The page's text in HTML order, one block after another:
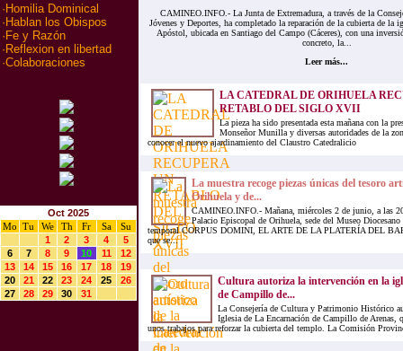
· Homilia Dominical
· Hablan los Obispos
· Fe y Razón
· Reflexion en libertad
·Colaboraciones
Oct 2025
Mo
Tu We Th Fr Sa
Su
1
2 3 4
5
6
7 8 9 10 11
12
13
14 15 16 17 18
19
20
21 22 23 24 25
26
27
28 29 30 31
CAMINEO.INFO.- La Junta de Extremadura, a través de la
Jóvenes y Deportes, ha completado la reparación de la cubierta de la
Apóstol, ubicada en Santiago del Campo (Cáceres), con una
concreto, la...
Leer más...
LA CATEDRAL DE ORIHUELA
RETABLO DEL SIGLO XVII
La pieza ha sido presentada esta mañana con la
Monseñor Munilla y diversas autoridades de la
conocer el nuevo ajardinamiento del Claustro Catedralicio
La muestra recoge piezas únicas del tesoro
Orihuela y de...
CAMINEO.INFO.- Mañana, miércoles 2 de junio, a las
Palacio Episcopal de Orihuela, sede del Museo
temporal CORPUS DOMINI, EL ARTE DE LA PLATERÍA DEL
que se...
Cultura autoriza la intervención en la
de Campillo de...
La Consejería de Cultura y Patrimonio Histórico
Iglesia de La Encarnación de Campillo de Arenas,
unos trabajos para reforzar la cubierta del templo. La Comisión